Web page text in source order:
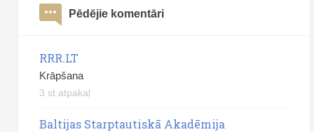
Pēdējie komentāri
RRR.LT
Krāpšana
3 st atpakaļ
Baltijas Starptautiskā Akadēmija